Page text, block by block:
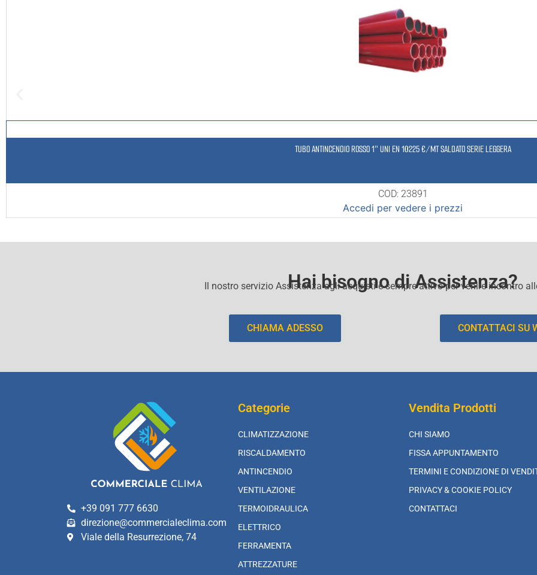
TUBO ANTINCENDIO ROSSO 1″ UNI EN 10225 €/MT SALDATO SERIE LEGGERA
COD: 23891
Accedi per vedere i prezzi
Hai bisogno di Assistenza?
Il nostro servizio Assistenza agli acquisti e sempre attivo per venire incontro
CHIAMA ADESSO CONTATTACI SU
+39 091 777 6630
direzione@commercialeclima.com
Viale della Resurrezione, 74
Categorie
CLIMATIZZAZIONE
RISCALDAMENTO
ANTINCENDIO
VENTILAZIONE
TERMOIDRAULICA
ELETTRICO
FERRAMENTA
ATTREZZATURE
Vendita Prodotti
CHI SIAMO
FISSA APPUNTAMENTO
TERMINI E CONDIZIONE DI
PRIVACY & COOKIE POLICY
CONTATTACI